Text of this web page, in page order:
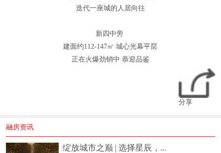
迭代一座城的人居向往
新四中旁
建面约112-147㎡ 城心光幕平层
正在火爆劲销中 恭迎品鉴
分享
融房资讯
绽放城市之巅 | 选择星辰，...